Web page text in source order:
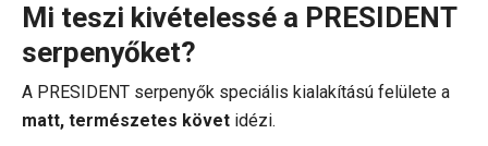
Mi teszi kivételessé a PRESIDENT
serpenyőket?
A PRESIDENT serpenyők speciális kialakítású felülete a
matt, természetes követ idézi.